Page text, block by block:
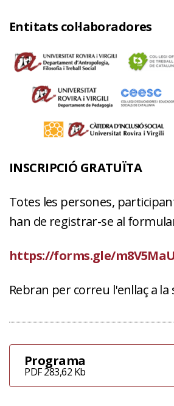
Entitats col·laboradores
INSCRIPCIÓ GRATUÏTA
Totes les persones,
han de registrar-se al
https://forms.gle/
Rebran per correu l'enllaç a la
Programa
PDF 283,62 Kb